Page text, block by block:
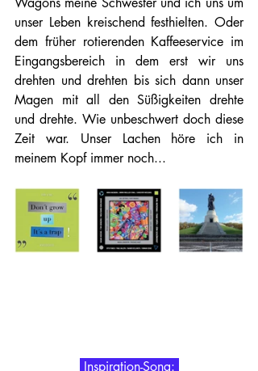
unser Leben kreischend festhielten. Oder
dem früher rotierenden Kaffeeservice im
Eingangsbereich in dem erst wir uns
drehten und drehten bis sich dann unser
Magen mit all den Süßigkeiten drehte
und drehte. Wie unbeschwert doch diese
Zeit war. Unser Lachen höre ich in
meinem Kopf immer noch...
Inspiration-Song: